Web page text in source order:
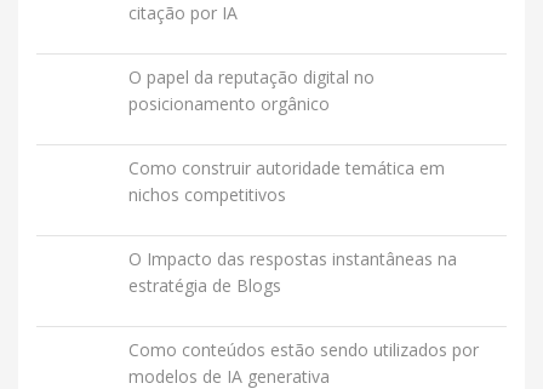
citação por IA
O papel da reputação digital no
posicionamento orgânico
Como construir autoridade temática em
nichos competitivos
O Impacto das respostas instantâneas na
estratégia de Blogs
Como conteúdos estão sendo utilizados por
modelos de IA generativa